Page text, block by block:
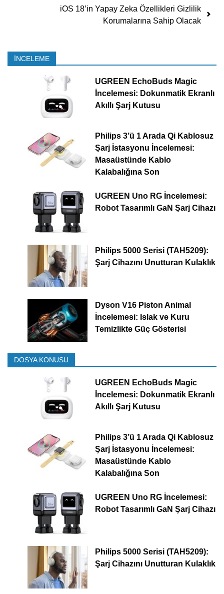
iOS 18’in Yapay Zeka Özellikleri Gizlilik
Korumalarına Sahip Olacak
İNCELEME
UGREEN EchoBuds Magic
İncelemesi: Dokunmatik Ekranlı
Akıllı Şarj Kutusu
Philips 3’ü 1 Arada Qi Kablosuz
Şarj İstasyonu İncelemesi:
Masaüstünde Kablo
Kalabalığına Son
UGREEN Uno RG İncelemesi:
Robot Tasarımlı GaN Şarj Cihazı
Philips 5000 Serisi (TAH5209):
Şarj Cihazını Unutturan Kulaklık
Dyson V16 Piston Animal
İncelemesi: Islak ve Kuru
Temizlikte Güç Gösterisi
DOSYA KONUSU
UGREEN EchoBuds Magic
İncelemesi: Dokunmatik Ekranlı
Akıllı Şarj Kutusu
Philips 3’ü 1 Arada Qi Kablosuz
Şarj İstasyonu İncelemesi:
Masaüstünde Kablo
Kalabalığına Son
UGREEN Uno RG İncelemesi:
Robot Tasarımlı GaN Şarj Cihazı
Philips 5000 Serisi (TAH5209):
Şarj Cihazını Unutturan Kulaklık